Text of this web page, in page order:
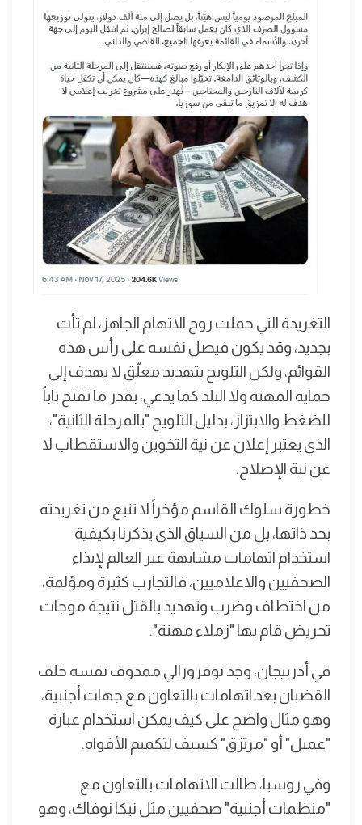
التغريدة التي حملت روح الاتهام الجاهز، لم تأت
بجديد، وقد يكون فيصل نفسه على رأس هذه
القوائم، ولكن التلويح بتهديد معلّق لا يهدف إلى
حماية المهنة ولا البلد كما يدعي، بقدر ما تفتح باباً
للضغط والابتزاز، بدليل التلويح "بالمرحلة الثانية"،
الذي يعتبر إعلان عن نية التخوين والاستقطاب لا
عن نية الإصلاح.
خطورة سلوك القاسم مؤخراً لا تنبع من تغريدته
بحد ذاتها، بل من السياق الذي يذكرنا بكيفية
استخدام اتهامات مشابهة عبر العالم لإيذاء
الصحفيين والاعلاميين، فالتجارب كثيرة ومؤلمة،
من اختطاف وضرب وتهديد بالقتل نتيجة موجات
تحريض قام بها "زملاء مهنة".
في أذربيجان، وجد نوفروزالي ممدوف نفسه خلف
القضبان بعد اتهامات بالتعاون مع جهات أجنبية،
وهو مثال واضح على كيف يمكن استخدام عبارة
"عميل" أو "مرتزق" كسيف لتكميم الأفواه.
وفي روسيا، طالت الاتهامات بالتعاون مع
"منظمات أجنبية" صحفيين مثل نيكا نوفاك، وهو